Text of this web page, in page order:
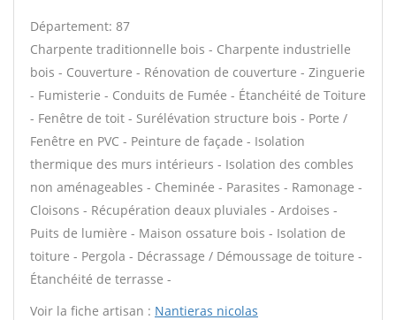
Département: 87
Charpente traditionnelle bois - Charpente industrielle
bois - Couverture - Rénovation de couverture - Zinguerie
- Fumisterie - Conduits de Fumée - Étanchéité de Toiture
- Fenêtre de toit - Surélévation structure bois - Porte /
Fenêtre en PVC - Peinture de façade - Isolation
thermique des murs intérieurs - Isolation des combles
non aménageables - Cheminée - Parasites - Ramonage -
Cloisons - Récupération deaux pluviales - Ardoises -
Puits de lumière - Maison ossature bois - Isolation de
toiture - Pergola - Décrassage / Démoussage de toiture -
Étanchéité de terrasse -
Voir la fiche artisan : Nantieras nicolas